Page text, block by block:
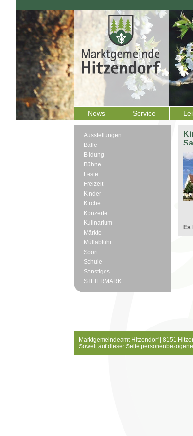
News Service
Ausstellungen
Bälle
Bildung
Bühne
Feste
Freizeit
Kinder
Kirche
Konzerte
Kulinarium
Märkte
Müllabfuhr
Sport
Schule
Sonstiges
STEIERMARK
Es
Marktgemeindeamt Hitzendorf | 8151
Soweit auf dieser Seite